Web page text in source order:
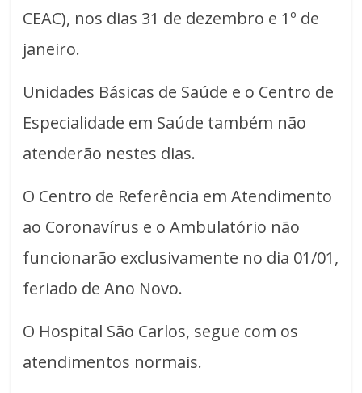
CEAC), nos dias 31 de dezembro e 1º de
janeiro.
Unidades Básicas de Saúde e o Centro de
Especialidade em Saúde também não
atenderão nestes dias.
O Centro de Referência em Atendimento
ao Coronavírus e o Ambulatório não
funcionarão exclusivamente no dia 01/01,
feriado de Ano Novo.
O Hospital São Carlos, segue com os
atendimentos normais.